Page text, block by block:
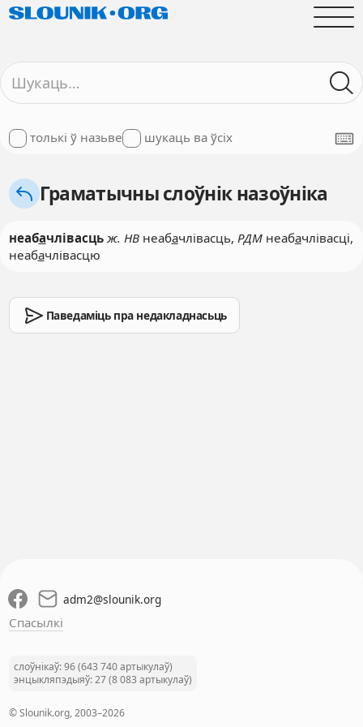
толькі ў назьве шукаць ва ўсіх
Граматычны слоўнік назоўніка
неабачлівасць ж. НВнеабачлівасць, РДМнеабачлівасці,
неабачлівасцю
Паведаміць пра недакладнасьць
adm2@slounik.org
Спасылкі
слоўнікаў: 96 (643 740 артыкулаў)
энцыкляпэдыяў: 27 (8 083 артыкулаў)
© Slounik.org, 2003–2026